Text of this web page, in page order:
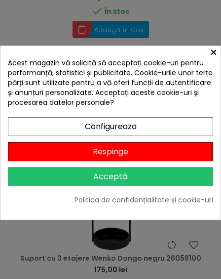
 În stoc
Adaugă în Coș
4 ALTE PRODUSE IN ACEEASI
CATEGORIE:
Suport cu 3 etajere Wenko Dongo negru 26058100
175,00 lei
×
Acest magazin vă solicită să acceptați cookie-uri pentru
performanță, statistici și publicitate. Cookie-urile unor terțe
părți sunt utilizate pentru a vă oferi funcții de autentificare
și anunțuri personalizate. Acceptați aceste cookie-uri și
procesarea datelor personale?
Configureaza
Respinge
Acceptă
Politica de confidențialitate și cookie-uri